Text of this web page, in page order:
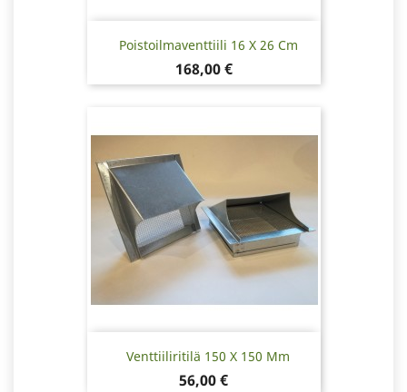
Poistoilmaventtiili 16 X 26 Cm
Hinta
168,00 €
Venttiiliritilä 150 X 150 Mm
Hinta
56,00 €